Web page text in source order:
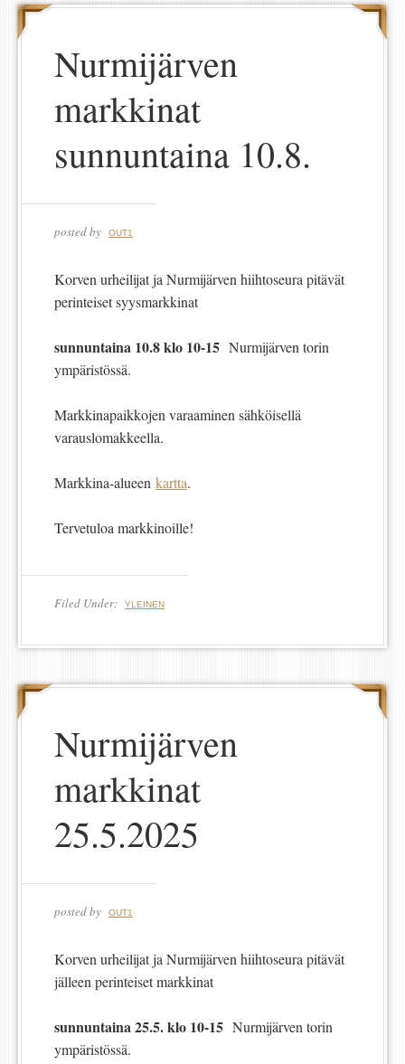
Nurmijärven
markkinat
sunnuntaina 10.8.
posted by OUT1
Korven urheilijat ja Nurmijärven hiihtoseura pitävät
perinteiset syysmarkkinat
sunnuntaina 10.8 klo 10-15 Nurmijärven torin
ympäristössä.
Markkinapaikkojen varaaminen sähköisellä
varauslomakkeella.
Markkina-alueen kartta.
Tervetuloa markkinoille!
Filed Under: YLEINEN
Nurmijärven
markkinat
25.5.2025
posted by OUT1
Korven urheilijat ja Nurmijärven hiihtoseura pitävät
jälleen perinteiset markkinat
sunnuntaina 25.5. klo 10-15 Nurmijärven torin
ympäristössä.